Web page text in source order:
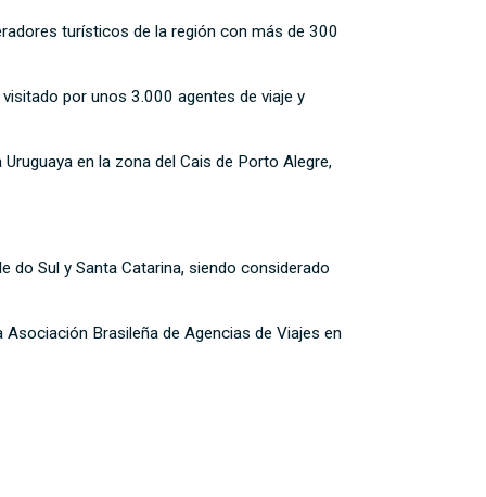
turísticos de la región con más de 300
por unos 3.000 agentes de viaje y
en la zona del Cais de Porto Alegre,
do Sul y Santa Catarina, siendo considerado
Asociación Brasileña de Agencias de Viajes en